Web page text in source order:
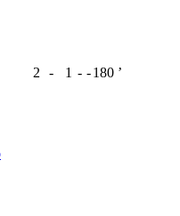
2 - 1 - -180 ʼ